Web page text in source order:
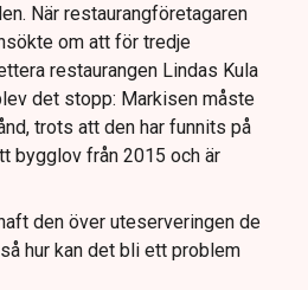
När restaurangföretagaren
om att för tredje
restaurangen Lindas Kula
det stopp: Markisen måste
trots att den har funnits på
bygglov från 2015 och är
den över uteserveringen de
hur kan det bli ett problem